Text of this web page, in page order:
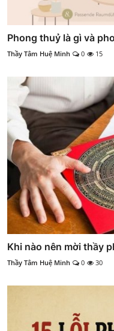
Phong thuỷ là gì và
Thầy Tâm Huệ Minh 0 15
Khi nào nên mời thầy
Thầy Tâm Huệ Minh 0 30